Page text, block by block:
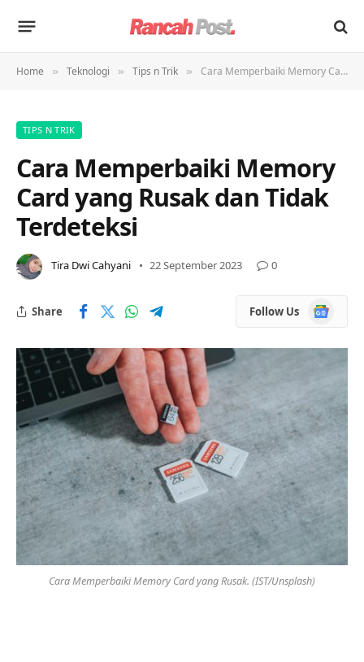
Home » Teknologi » Tips n Trik » Cara Memperbaiki Memory Card yang Rusak dan Tidak Terdeteksi
TIPS N TRIK
Cara Memperbaiki Memory
Card yang Rusak dan Tidak
Terdeteksi
Tira Dwi Cahyani 22 September 2023 0
Share Follow Us
Google
News
Cara Memperbaiki Memory Card yang Rusak. (IST/Unsplash)